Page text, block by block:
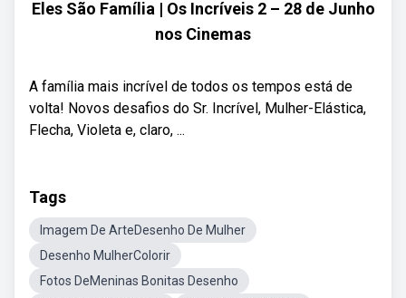
Eles São Família | Os Incríveis 2 – 28 de Junho
nos Cinemas
A família mais incrível de todos os tempos está de
volta! Novos desafios do Sr. Incrível, Mulher-Elástica,
Flecha, Violeta e, claro, ...
Tags
Imagem De ArteDesenho De Mulher
Desenho MulherColorir
Fotos DeMeninas Bonitas Desenho